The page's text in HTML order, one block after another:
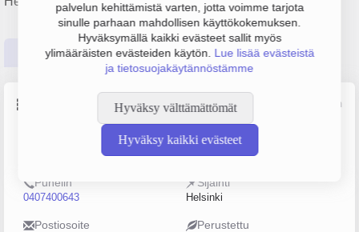
palvelun kehittämistä varten, jotta voimme tarjota
sinulle parhaan mahdollisen käyttökokemuksen.
Hyväksymällä kaikki evästeet sallit myös
ylimääräisten evästeiden käytön. Lue lisää evästeistä
ja tietosuojakäytännöstämme
Hyväksy välttämättömät
Hyväksy kaikki evästeet
Perustiedot Tilinpäätösluvut Päättäjätiedot
Lähde: YTJ, PRH, Traficom
Henkilöstömäärä
0–4
Puhelin
0407400643
Sijainti
Helsinki
Postiosoite Perustettu